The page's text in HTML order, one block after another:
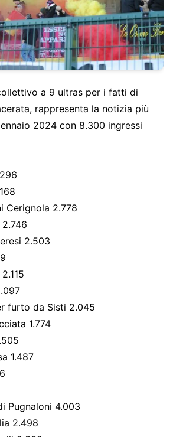
a 9 ultras per i fatti di
rappresenta la notizia più
2024 con 8.300 ingressi
Cerignola 2.778
2.503
furto da Sisti 2.045
1.774
1.487
Pugnaloni 4.003
2.498